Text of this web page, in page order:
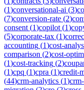
(1)conversational-ai (3)
(7)conversion-rate (2)
consent (1)copilot (1)
(5)corporate-tax (1)
accounting (1)cost-
comparison (2)cost-
(1)cost-tracking (2)
(1)cpq (1)cpra (1)credit-
(44)crm-analytics (1)